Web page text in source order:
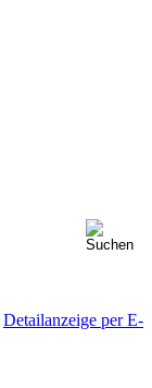
Detailanzeige per E-